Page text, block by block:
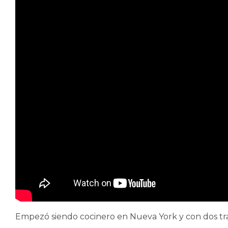
Empezó siendo cocinero en Nueva York y con dos